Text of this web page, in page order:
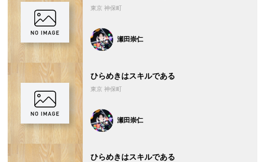
東京 神保町
瀬田崇仁
ひらめきはスキルである
東京 神保町
瀬田崇仁
ひらめきはスキルである